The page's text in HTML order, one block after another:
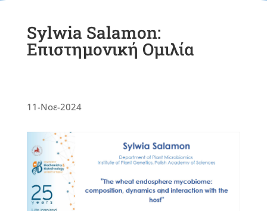
Sylwia Salamon:
Επιστημονική Ομιλία
11-Νοε-2024